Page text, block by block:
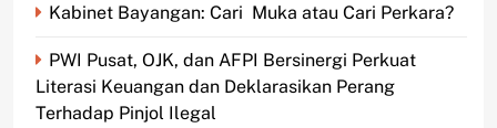
Kabinet Bayangan: Cari Muka atau Cari Perkara?
PWI Pusat, OJK, dan AFPI Bersinergi Perkuat
Literasi Keuangan dan Deklarasikan Perang
Terhadap Pinjol Ilegal